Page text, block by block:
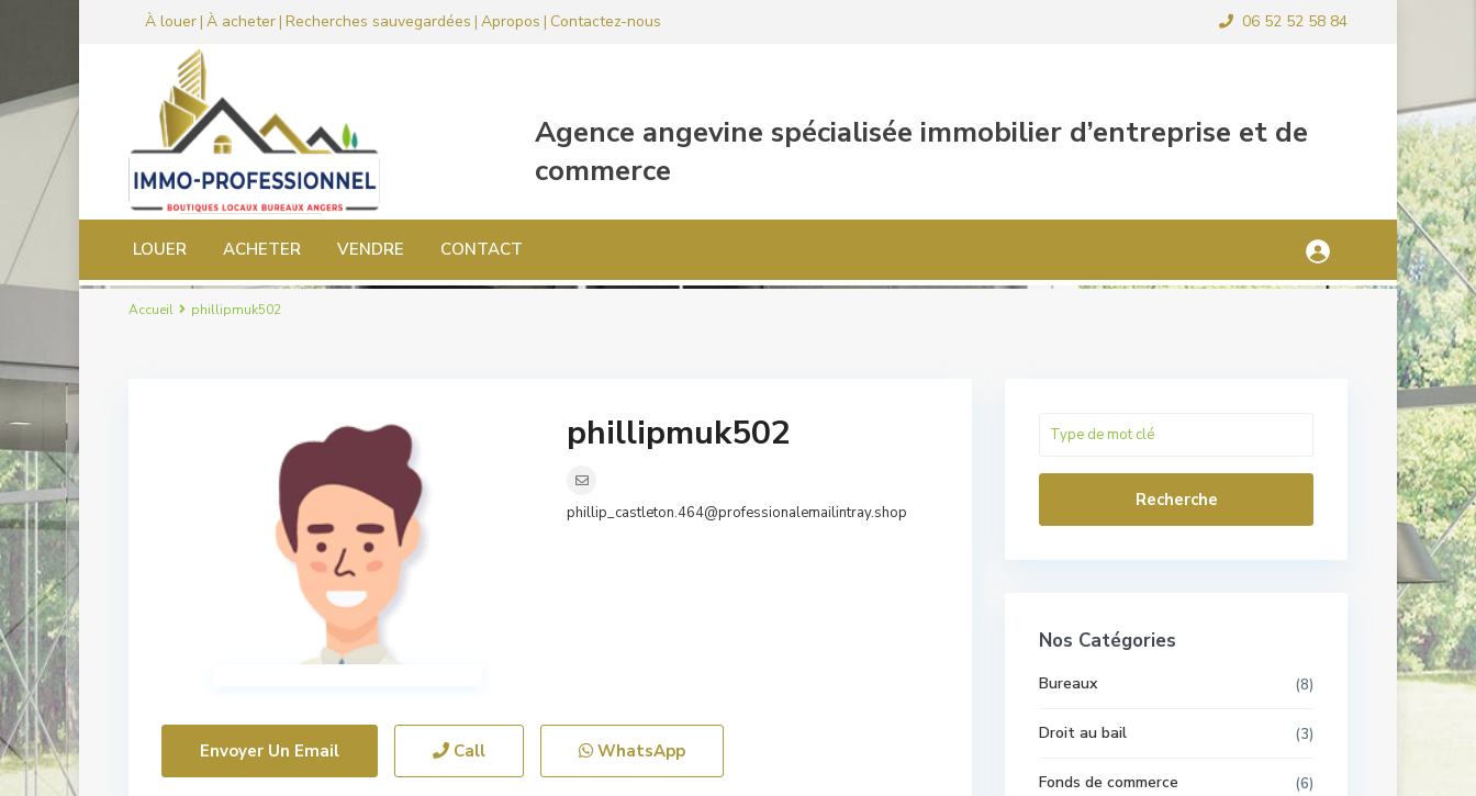
À louer| À acheter| Recherches sauvegardées | Apropos | Contactez-nous 06 52 52 58 84
LOUER ACHETER VENDRE CONTACT
Accueil phillipmuk502
phillipmuk502
phillip_castleton.464@professionalemailintray.shop
Envoyer Un Email Call WhatsApp
Recherche
Nos Catégories
Bureaux (8)
Droit au bail (3)
Fonds de commerce (6)